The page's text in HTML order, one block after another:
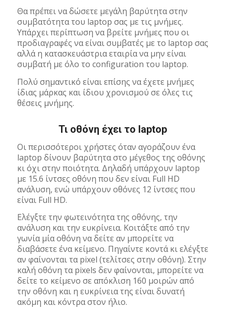
Θα πρέπει να δώσετε μεγάλη βαρύτητα στην
συμβατότητα του laptop σας με τις μνήμες.
Υπάρχει περίπτωση να βρείτε μνήμες που οι
προδιαγραφές να είναι συμβατές με το laptop σας
αλλά η κατασκευάστρια εταιρία να μην είναι
συμβατή με όλο το configuration του laptop.
Πολύ σημαντικό είναι επίσης να έχετε μνήμες
ίδιας μάρκας και ίδιου χρονισμού σε όλες τις
θέσεις μνήμης.
Τι οθόνη έχει το laptop
Oι περισσότεροι χρήστες όταν αγοράζουν ένα
laptop δίνουν βαρύτητα στο μέγεθος της οθόνης
κι όχι στην ποιότητα. Δηλαδή υπάρχουν laptop
με 15.6 ίντσες οθόνη που δεν είναι Full HD
ανάλυση, ενώ υπάρχουν οθόνες 12 ίντσες που
είναι Full HD.
Ελέγξτε την φωτεινότητα της οθόνης, την
ανάλυση και την ευκρίνεια. Κοιτάξτε από την
γωνία μία οθόνη να δείτε αν μπορείτε να
διαβάσετε ένα κείμενο. Πηγαίντε κοντά κι ελέγξτε
αν φαίνονται τα pixel (τελίτσες στην οθόνη). Στην
καλή οθόνη τα pixels δεν φαίνονται, μπορείτε να
δείτε το κείμενο σε απόκλιση 160 μοιρών από
την οθόνη και η ευκρίνεια της είναι δυνατή
ακόμη και κόντρα στον ήλιο.